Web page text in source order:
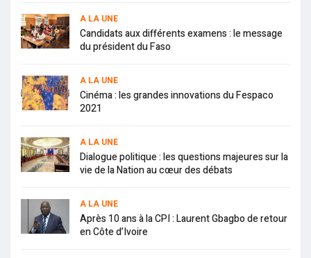
A LA UNE
Candidats aux différents examens : le message
du président du Faso
A LA UNE
Cinéma : les grandes innovations du Fespaco
2021
A LA UNE
Dialogue politique : les questions majeures sur la
vie de la Nation au cœur des débats
A LA UNE
Après 10 ans à la CPI : Laurent Gbagbo de retour
en Côte d’Ivoire